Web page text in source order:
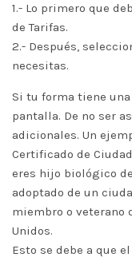
1.- Lo primero que
de Tarifas.
2.- Después,
necesitas.
Si tu forma tiene
pantalla. De no ser
adicionales. Un
Certificado de
eres hijo biológico
adoptado de un
miembro o veterano
Unidos.
Esto se debe a que